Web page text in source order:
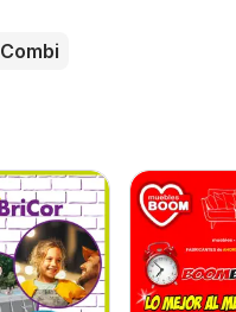
Combi